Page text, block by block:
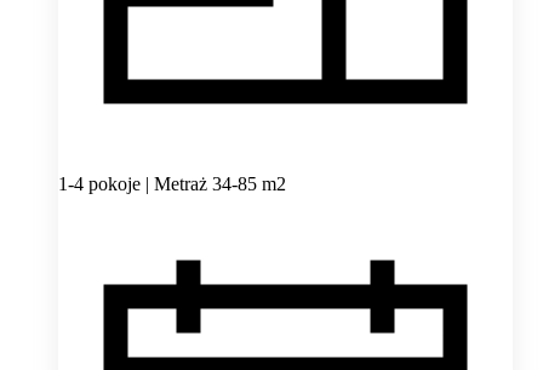
1-4 pokoje | Metraż 34-85 m2